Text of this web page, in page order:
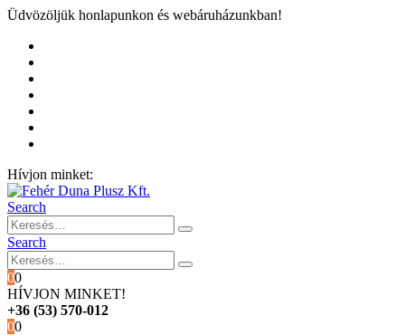
Üdvözöljük honlapunkon és webáruházunkban!
Hívjon minket:
Search
Search
00
HÍVJON MINKET!
+36 (53) 570-012
00